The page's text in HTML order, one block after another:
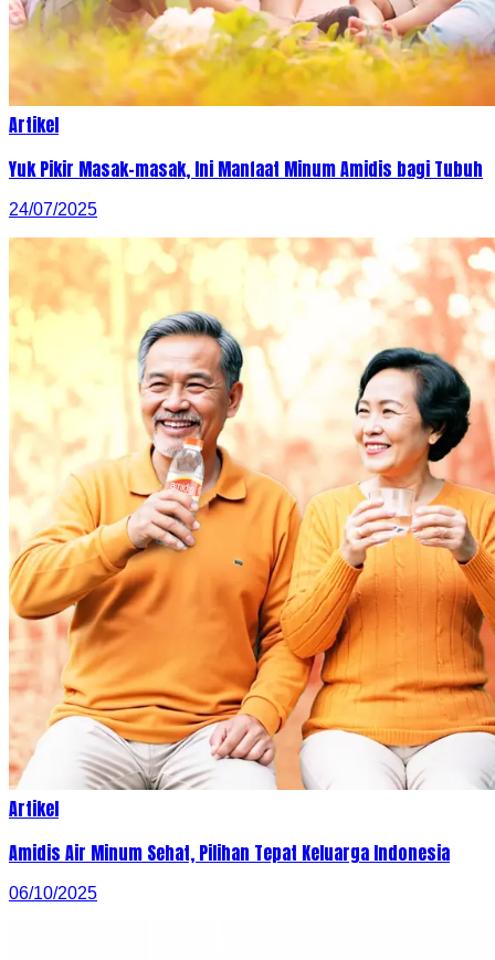
Artikel
Yuk Pikir Masak-masak, Ini Manfaat Minum Amidis bagi Tubuh
24/07/2025
Artikel
Amidis Air Minum Sehat, Pilihan Tepat Keluarga Indonesia
06/10/2025